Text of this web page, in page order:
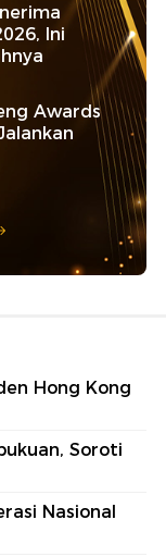
Ini
Awards
Hong Kong
Soroti
Nasional